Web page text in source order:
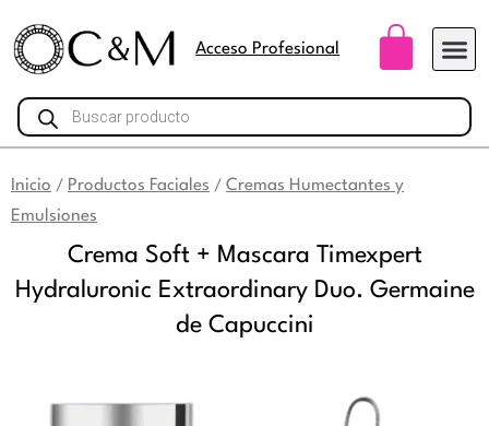
contenido
Acceso Profesional
Búsqueda
de
productos
Inicio / Productos Faciales / Cremas Humectantes y
Emulsiones
Crema Soft + Mascara Timexpert
Hydraluronic Extraordinary Duo. Germaine
de Capuccini